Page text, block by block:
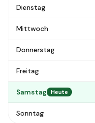
Dienstag
Mittwoch
Donnerstag
Freitag
Samstag Heute
Sonntag